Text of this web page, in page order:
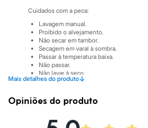
Moda íntima
Calcinhas
Cintas e Modeladores
Pijamas
Sutiãs e Tops
Moda praia
Biquínis
Saídas de praia
Personagens
Blusas e Camisetas
Mais detalhes do produto↓
Cuidados com a peca:
Lavagem manual.
Proibido o alvejamento.
Não secar em tambor.
Secagem em varal à sombra.
Passar à temperatura baixa.
Não passar.
Não lavar à seco.
Opiniões do produto